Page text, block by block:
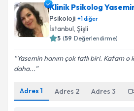
Klinik Psikolog Yasemin
Psikoloji +1diğer
İstanbul, Şişli
5 (59 Değerlendirme)
Yasemin hanım çok tatlı biri. Kafam o
daha...
Adres 1 Adres 2 Adres 3